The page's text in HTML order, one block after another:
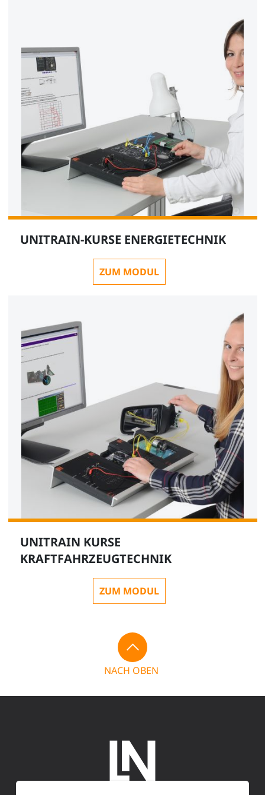
UNITRAIN-KURSE ENERGIETECHNIK
ZUM MODUL
UNITRAIN KURSE
KRAFTFAHRZEUGTECHNIK
ZUM MODUL
NACH OBEN